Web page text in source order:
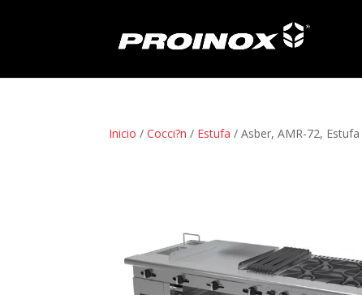
Inicio /Cocci?n / Estufa / Asber, AMR-72,